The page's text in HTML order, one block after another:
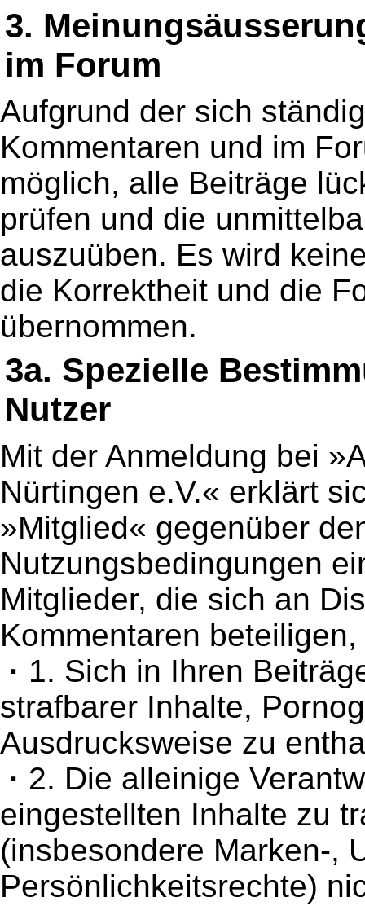
3.
im Forum
Aufgrund der sich
Kommentaren und im
möglich, alle Beiträge
prüfen und die
auszuüben. Es wird
die Korrektheit und die
übernommen.
3a. Spezielle
Nutzer
Mit der Anmeldung bei
Nürtingen e.V.« erklärt
»Mitglied« gegenüber
Nutzungsbedingungen
Mitglieder, die sich an
Kommentaren
· 1. Sich in Ihren
strafbarer Inhalte,
Ausdrucksweise zu
· 2. Die alleinige
eingestellten Inhalte zu
(insbesondere Marken-,
Persönlichkeitsrechte)